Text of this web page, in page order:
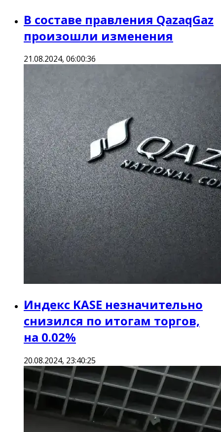
В составе правления QazaqGaz
произошли изменения
21.08.2024, 06:00:36
Индекс KASE незначительно
снизился по итогам торгов,
на 0.02%
20.08.2024, 23:40:25